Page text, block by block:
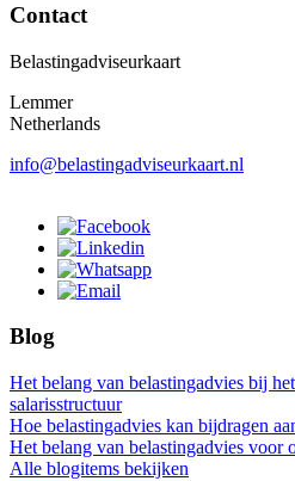
Contact
Belastingadviseurkaart
Lemmer
Netherlands
info@belastingadviseurkaart.nl
Blog
Het belang van belastingadvies bij
salarisstructuur
Hoe belastingadvies kan bijdragen
Het belang van belastingadvies voor
Alle blogitems bekijken